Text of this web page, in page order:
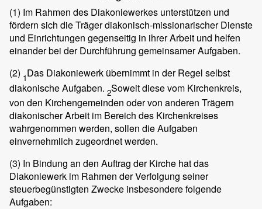
(1) Im Rahmen des Diakoniewerkes unterstützen und
fördern sich die Träger diakonisch-missionarischer Dienste
und Einrichtungen gegenseitig in ihrer Arbeit und helfen
einander bei der Durchführung gemeinsamer Aufgaben.
(2) 1Das Diakoniewerk übernimmt in der Regel selbst
diakonische Aufgaben. 2Soweit diese vom Kirchenkreis,
von den Kirchengemeinden oder von anderen Trägern
diakonischer Arbeit im Bereich des Kirchenkreises
wahrgenommen werden, sollen die Aufgaben
einvernehmlich zugeordnet werden.
(3) In Bindung an den Auftrag der Kirche hat das
Diakoniewerk im Rahmen der Verfolgung seiner
steuerbegünstigten Zwecke insbesondere folgende
Aufgaben: